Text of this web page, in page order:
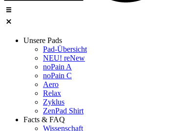
Unsere Pads
Pad-Übersicht
NEU! reNew
noPain A
noPain C​
Aero
Relax
Zyklus
ZenPad Shirt
Facts & FAQ
Wissenschaft